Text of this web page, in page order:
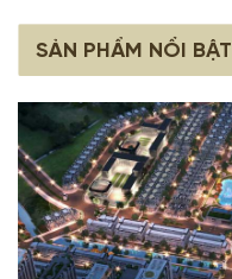
SẢN PHẨM NỔI BẬT